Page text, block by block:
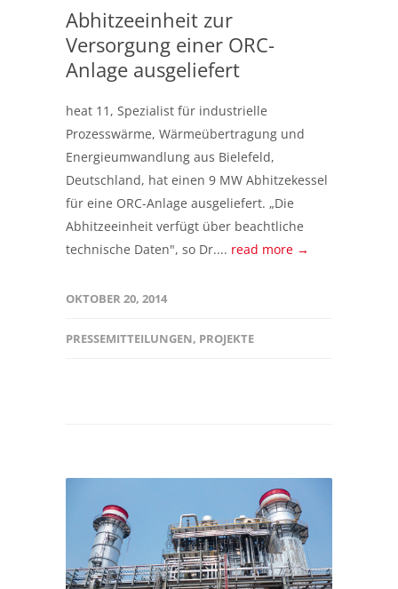
Abhitzeeinheit zur
Versorgung einer ORC-
Anlage ausgeliefert
heat 11, Spezialist für industrielle
Prozesswärme, Wärmeübertragung und
Energieumwandlung aus Bielefeld,
Deutschland, hat einen 9 MW Abhitzekessel
für eine ORC-Anlage ausgeliefert. „Die
Abhitzeeinheit verfügt über beachtliche
technische Daten", so Dr.... read more →
OKTOBER 20, 2014
PRESSEMITTEILUNGEN, PROJEKTE